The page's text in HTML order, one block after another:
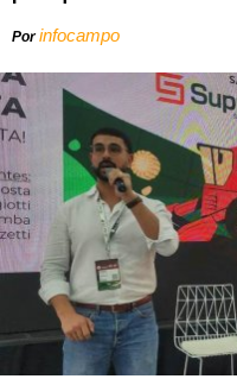
Porinfocampo